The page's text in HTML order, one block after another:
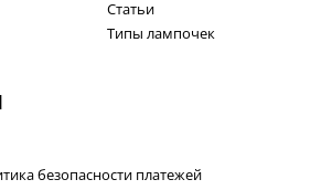
Статьи
Типы лампочек
безопасности платежей